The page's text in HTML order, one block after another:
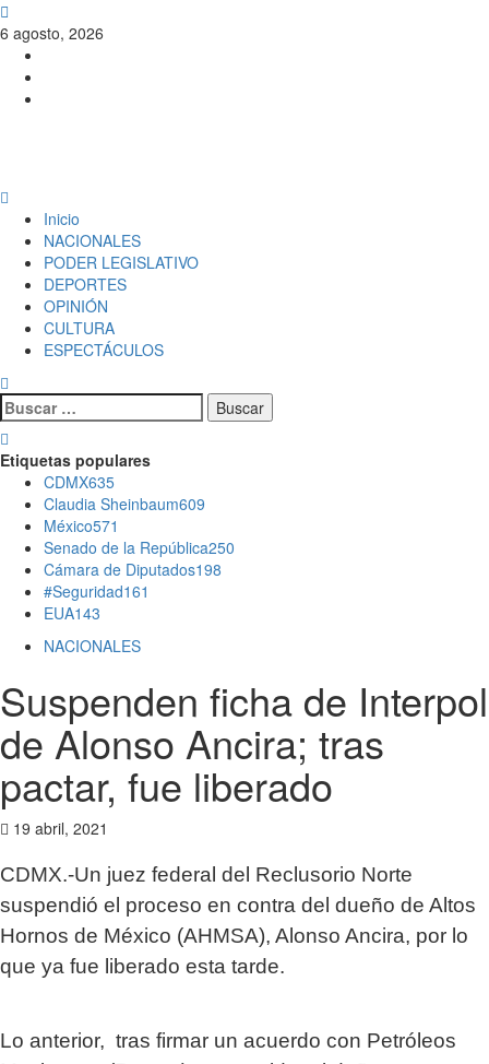
6 agosto, 2026
Inicio
NACIONALES
PODER LEGISLATIVO
DEPORTES
OPINIÓN
CULTURA
ESPECTÁCULOS
Etiquetas populares
CDMX635
Claudia Sheinbaum609
México571
Senado de la República250
Cámara de Diputados198
#Seguridad161
EUA143
NACIONALES
Suspenden ficha de Interpol
de Alonso Ancira; tras
pactar, fue liberado
19 abril, 2021
CDMX.-Un juez federal del Reclusorio Norte
suspendió el proceso en contra del dueño de Altos
Hornos de México (AHMSA), Alonso Ancira, por lo
que ya fue liberado esta tarde.
Lo anterior, tras firmar un acuerdo con Petróleos